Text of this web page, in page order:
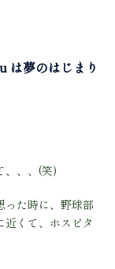
は夢のはじまり
、、、(笑)
った時に、野球部
くて、ホスピタ